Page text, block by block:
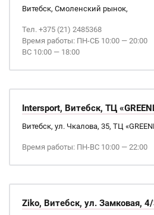
Витебск, Смоленский рынок,
Тел. +375 (21) 2485368
Время работы: ПН-СБ 10:00 — 20:00
ВС 10:00 — 18:00
Intersport, Витебск, ТЦ
Витебск, ул. Чкалова, 35, ТЦ
Время работы: ПН-ВС 10:00 — 22:00
Ziko, Витебск, ул. Замковая,